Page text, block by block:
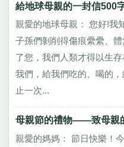
給地球母親的一封信500
親愛的地球母親： 您好!我
子孫們剝削得傷痕纍纍、
了您，我們人類才得以生
我們，給我們吃的、喝的
止一次...
母親節的禮物——致母親
親愛的媽媽： 節日快樂！